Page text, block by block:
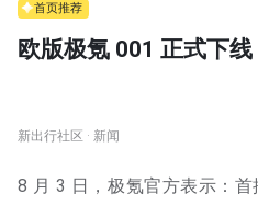
首页推荐
欧版极氪 001 正式下线
新出行社区 · 新闻
8 月 3 日，极氪官方表示：